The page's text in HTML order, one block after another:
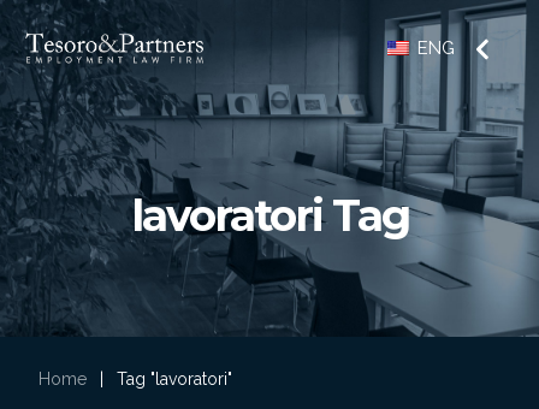
ENG
lavoratori Tag
Home Tag "lavoratori"